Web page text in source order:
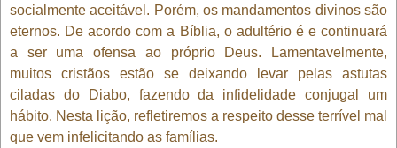
socialmente aceitável. Porém, os mandamentos divinos são
eternos. De acordo com a Bíblia, o adultério é e continuará
a ser uma ofensa ao próprio Deus. Lamentavelmente,
muitos cristãos estão se deixando levar pelas astutas
ciladas do Diabo, fazendo da infidelidade conjugal um
hábito. Nesta lição, refletiremos a respeito desse terrível mal
que vem infelicitando as famílias.